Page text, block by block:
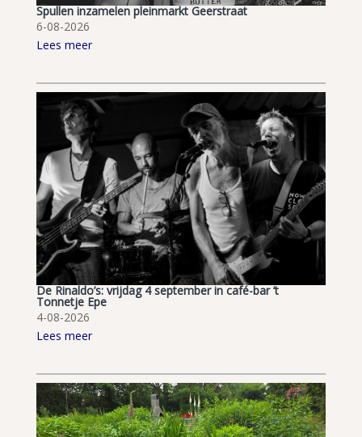
Spullen inzamelen pleinmarkt Geerstraat
6-08-2026
Lees meer
De Rinaldo’s: vrijdag 4 september in café-bar ’t
Tonnetje Epe
4-08-2026
Lees meer